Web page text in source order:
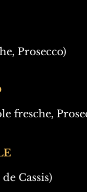
Prosecco)
fresche,
Cassis)